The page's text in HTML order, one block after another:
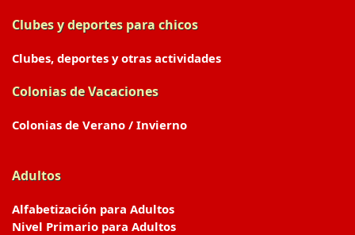
Clubes y deportes para chicos
Clubes, deportes y otras actividades
Colonias de Vacaciones
Colonias de Verano / Invierno
Adultos
Alfabetización para Adultos
Nivel Primario para Adultos